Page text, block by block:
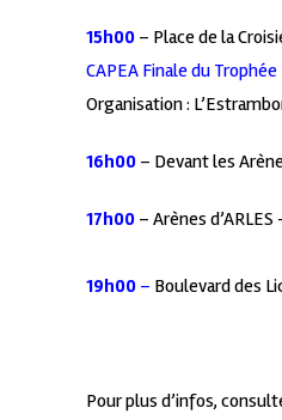
15h00 – Place de la
CAPEA Finale du
Organisation :
16h00 – Devant les
17h00 – Arènes d’ARLES
19h00 – Boulevard des
Pour plus d’infos,